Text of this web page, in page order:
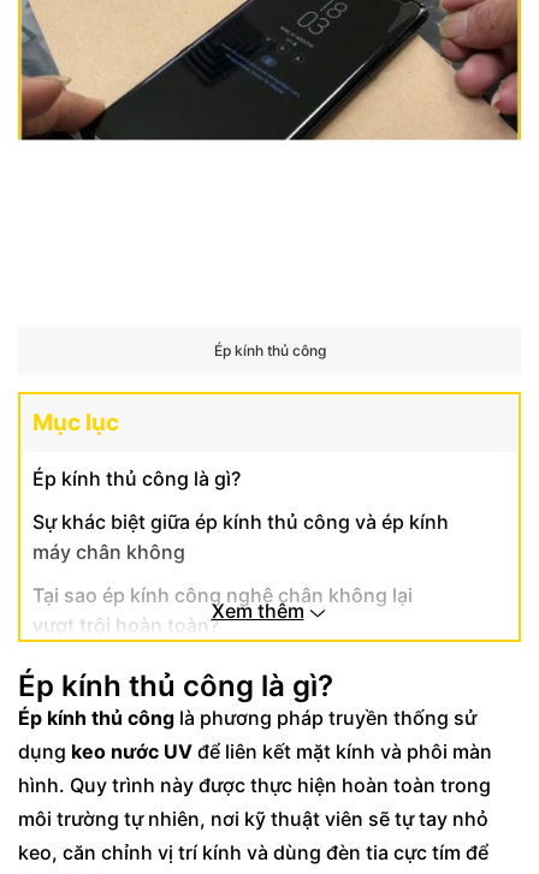
Ép kính thủ công
Mục lục
Ép kính thủ công là gì?
Sự khác biệt giữa ép kính thủ công và ép kính
máy chân không
Tại sao ép kính công nghệ chân không lại
vượt trội hoàn toàn?
Xem thêm
Ép kính thủ công là gì?
Ép kính thủ công là phương pháp truyền thống sử
dụng keo nước UV để liên kết mặt kính và phôi màn
hình. Quy trình này được thực hiện hoàn toàn trong
môi trường tự nhiên, nơi kỹ thuật viên sẽ tự tay nhỏ
keo, căn chỉnh vị trí kính và dùng đèn tia cực tím để